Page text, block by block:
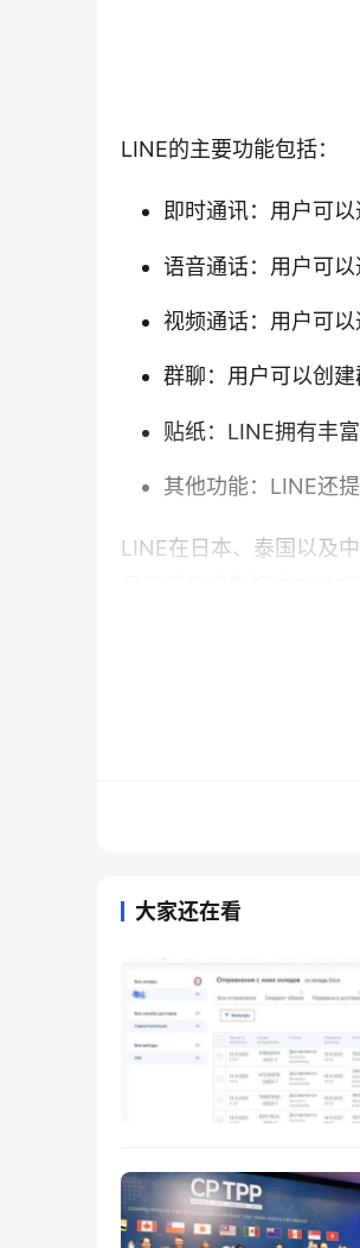
LINE的主要功能包括：
即时通讯：用户可
语音通话：用户可以
视频通话：用户可以
群聊：用户可以创建
贴纸：LINE拥有丰
其他功能：LINE还
LINE在日本、泰国以及
万，是泰国最受欢迎的
强大的社交功能：
LINE是一款功能强大、
下载试试，相信你会喜
大家还在看